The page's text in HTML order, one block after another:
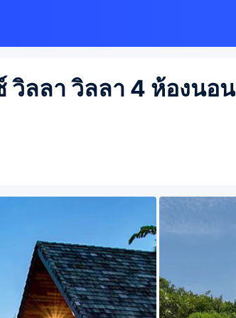
วิลลา วิลลา 4 ห้องนอน